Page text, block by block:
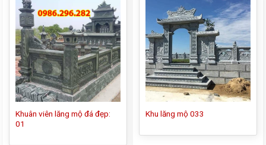
Khuân viên lăng mộ đá đẹp:
01
Khu lăng mộ 033